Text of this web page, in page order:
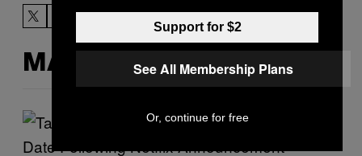
MÁS DE LO MISMO
Support for $2
See All Membership Plans
Or, continue for free